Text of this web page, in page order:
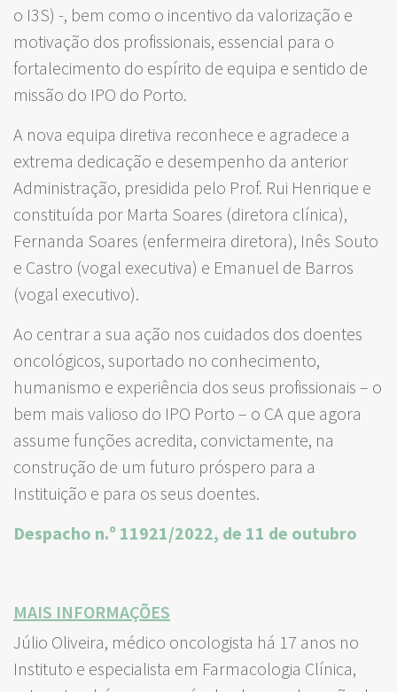
o I3S) -, bem como o incentivo da valorização e
motivação dos profissionais, essencial para o
fortalecimento do espírito de equipa e sentido de
missão do IPO do Porto.
A nova equipa diretiva reconhece e agradece a
extrema dedicação e desempenho da anterior
Administração, presidida pelo Prof. Rui Henrique e
constituída por Marta Soares (diretora clínica),
Fernanda Soares (enfermeira diretora), Inês Souto
e Castro (vogal executiva) e Emanuel de Barros
(vogal executivo).
Ao centrar a sua ação nos cuidados dos doentes
oncológicos, suportado no conhecimento,
humanismo e experiência dos seus profissionais – o
bem mais valioso do IPO Porto – o CA que agora
assume funções acredita, convictamente, na
construção de um futuro próspero para a
Instituição e para os seus doentes.
Despacho n.º 11921/2022, de 11 de outubro
MAIS INFORMAÇÕES
Júlio Oliveira, médico oncologista há 17 anos no
Instituto e especialista em Farmacologia Clínica,